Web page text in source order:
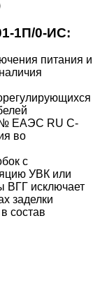
1П/0-ИС:
питания и
№ ЕАЭС RU C-
во
с
УВК или
ВГГ исключает
заделки
состав